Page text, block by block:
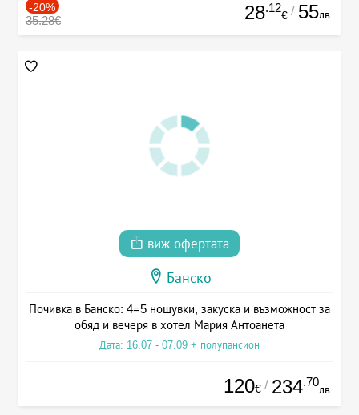
-20%
35.28€ 28.12
€ / 55лв.
виж офертата
Банско
Почивка в Банско: 4=5 нощувки, закуска и възможност за
обяд и вечеря в хотел Мария Антоанета
Дата: 16.07 - 07.09 + полупансион
120€ / 234.70
лв.